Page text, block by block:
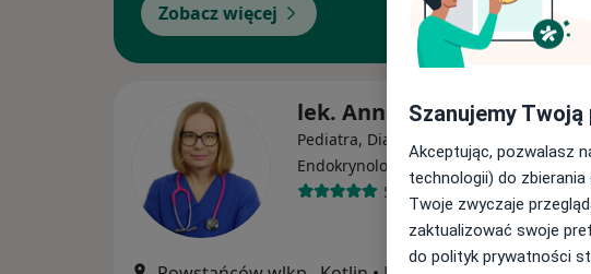
Zobacz więcej
lek. Anna Poprawska
Pediatra, Diabetolog dziecięcy,
Endokrynolog dziecięcy·Więcej
51 opinii
Szanujemy
Akceptując, pozwalasz
technologii) do
Twoje zwyczaje
zaktualizować swoje
do polityk prywatności